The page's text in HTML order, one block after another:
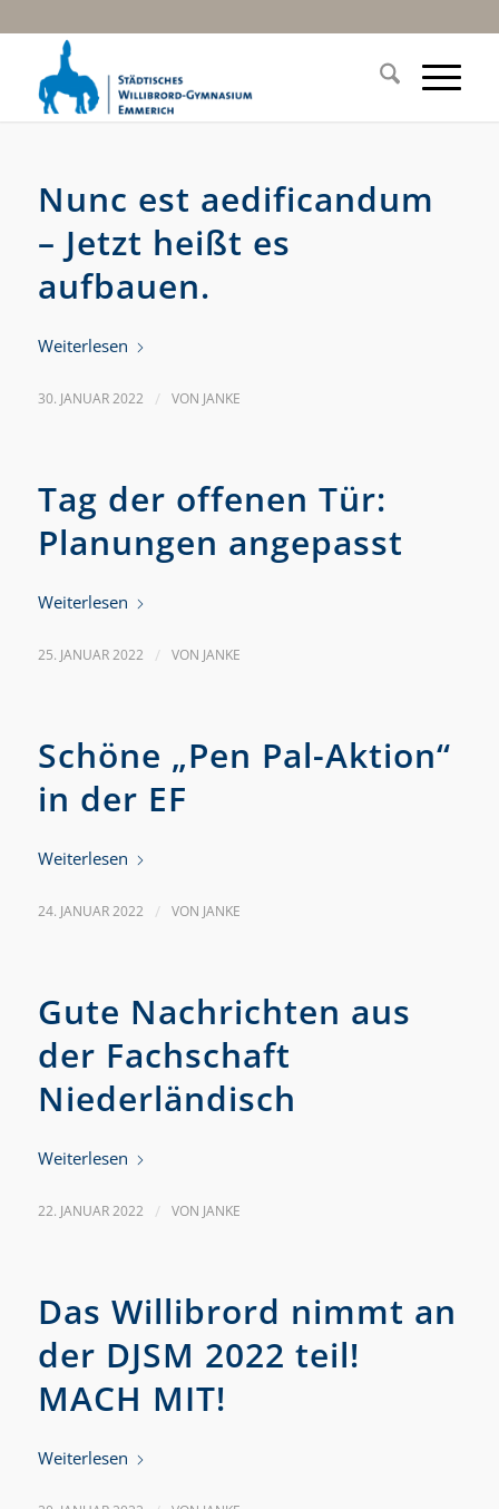
Nunc est aedificandum
– Jetzt heißt es
aufbauen.
Weiterlesen
30. JANUAR 2022 / VON JANKE
Tag der offenen Tür:
Planungen angepasst
Weiterlesen
25. JANUAR 2022 / VON JANKE
Schöne „Pen Pal-Aktion“
in der EF
Weiterlesen
24. JANUAR 2022 / VON JANKE
Gute Nachrichten aus
der Fachschaft
Niederländisch
Weiterlesen
22. JANUAR 2022 / VON JANKE
Das Willibrord nimmt an
der DJSM 2022 teil!
MACH MIT!
Weiterlesen